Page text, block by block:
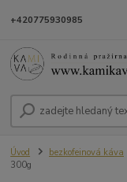
+420775930985
Úvod bezkofeinová káva
300g